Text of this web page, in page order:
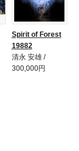
Spirit of Forest
19882
清永 安雄 /
300,000円